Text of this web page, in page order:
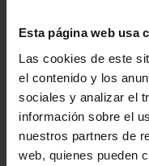
Esta página web usa
Las cookies de este
el contenido y los
sociales y analizar el
información sobre el
nuestros partners de
web, quienes pueden
ORDENAR POR: